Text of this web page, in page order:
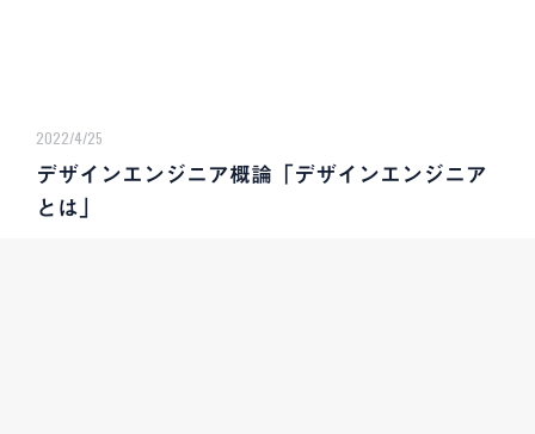
2022/4/25
デザインエンジニア概論「デザインエンジニア
とは」